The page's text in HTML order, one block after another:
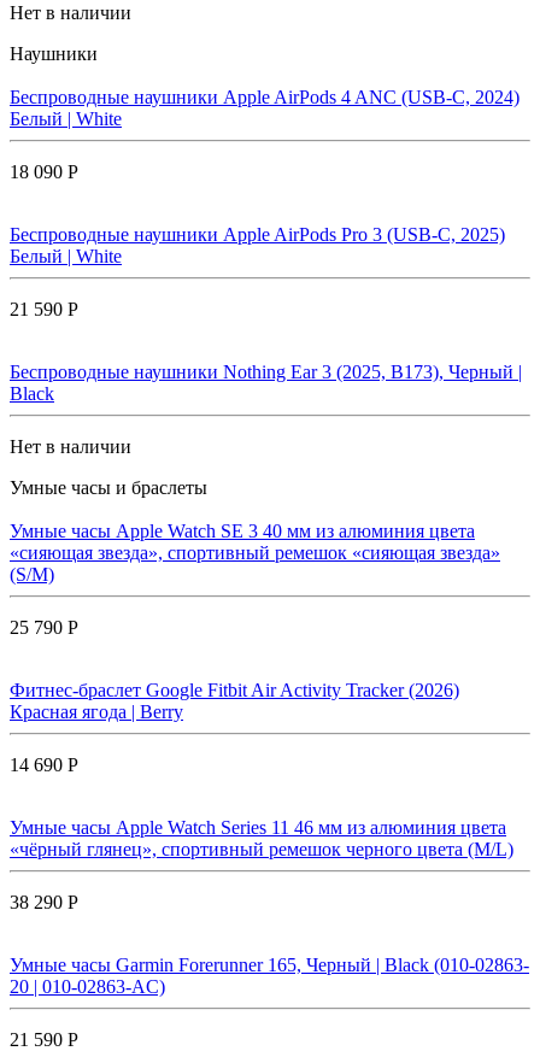
Нет в наличии
Наушники
Беспроводные наушники Apple AirPods 4 ANC (USB-C, 2024)
Белый | White
18 090 Р
Беспроводные наушники Apple AirPods Pro 3 (USB-C, 2025)
Белый | White
21 590 Р
Беспроводные наушники Nothing Ear 3 (2025, B173), Черный |
Black
Нет в наличии
Умные часы и браслеты
Умные часы Apple Watch SE 3 40 мм из алюминия цвета
«сияющая звезда», спортивный ремешок «сияющая звезда»
(S/M)
25 790 Р
Фитнес-браслет Google Fitbit Air Activity Tracker (2026)
Красная ягода | Berry
14 690 Р
Умные часы Apple Watch Series 11 46 мм из алюминия цвета
«чёрный глянец», спортивный ремешок черного цвета (M/L)
38 290 Р
Умные часы Garmin Forerunner 165, Черный | Black (010-02863-
20 | 010-02863-AC)
21 590 Р